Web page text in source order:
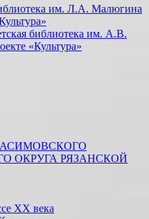
им. Л.А. Малюгина
библиотека им. А.В.
«Культура»
ОКРУГА РЯЗАНСКОЙ
XX века